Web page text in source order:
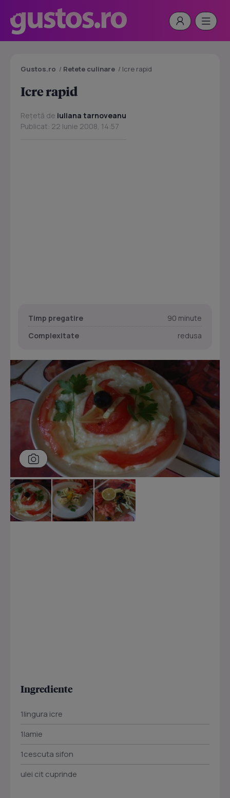
Gustos.ro / Retete culinare / Icre rapid
Icre rapid
Rețetă de iuliana tarnoveanu
Publicat: 22 Iunie 2008, 14:57
Timp pregatire
90 minute
Complexitate
redusa
Ingrediente
1lingura icre
1lamie
1cescuta sifon
ulei cit cuprinde